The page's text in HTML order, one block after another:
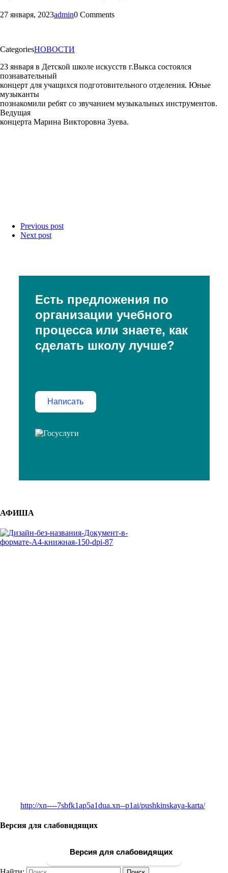
27 января, 2023admin0 Comments
CategoriesНОВОСТИ
23 января в Детской школе искусств г.Выкса состоялся
познавательный
концерт для учащихся подготовительного отделения. Юные
музыканты
познакомили ребят со звучанием музыкальных инструментов.
Ведущая
концерта Марина Викторовна Зуева.
Previous post
Next post
Есть предложения по
организации учебного
процесса или знаете, как
сделать школу лучше?
Написать
АФИША
http://xn----7sbfk1ap5a1dua.xn--p1ai/pushkinskaya-karta/
Версия для слабовидящих
Версия для слабовидящих